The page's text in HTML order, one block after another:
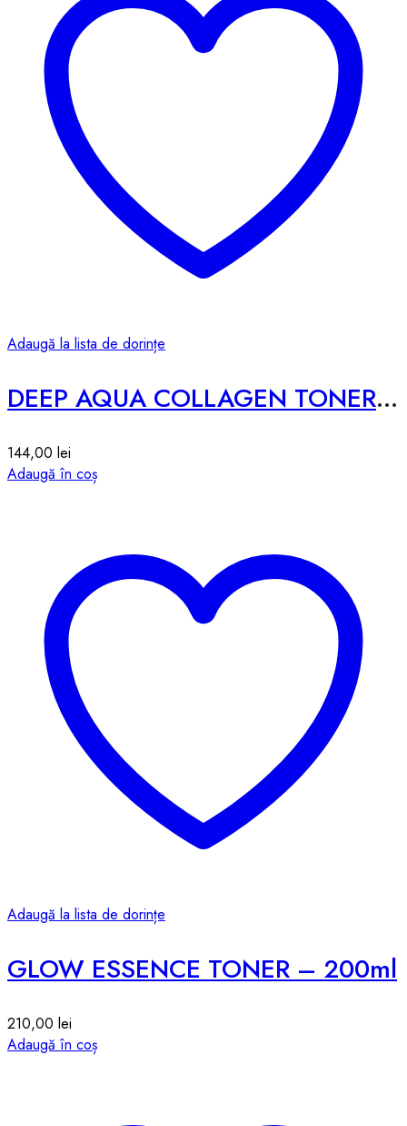
Adaugă la lista de dorințe
DEEP AQUA COLLAGEN TONER 2X – 200ml
144,00 lei
Adaugă în coș
Adaugă la lista de dorințe
GLOW ESSENCE TONER – 200ml
210,00 lei
Adaugă în coș